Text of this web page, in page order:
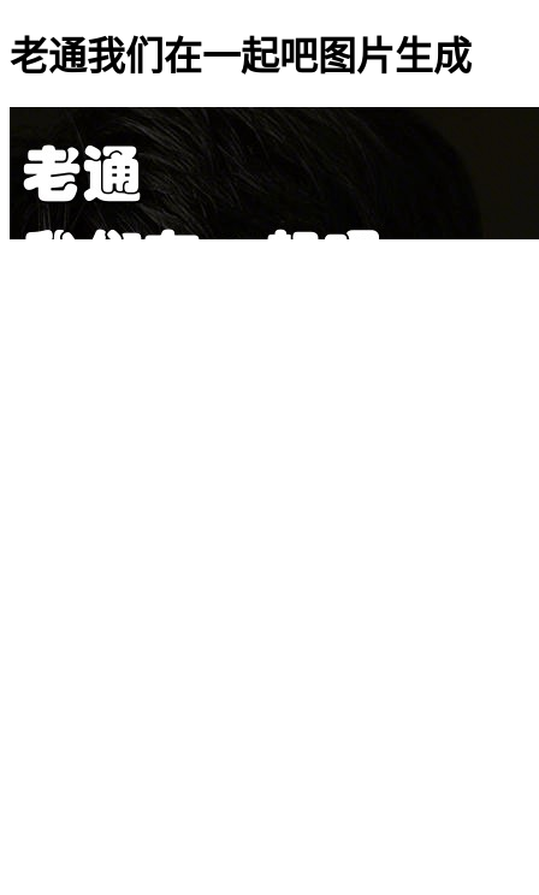
老通我们在一起吧图片生成